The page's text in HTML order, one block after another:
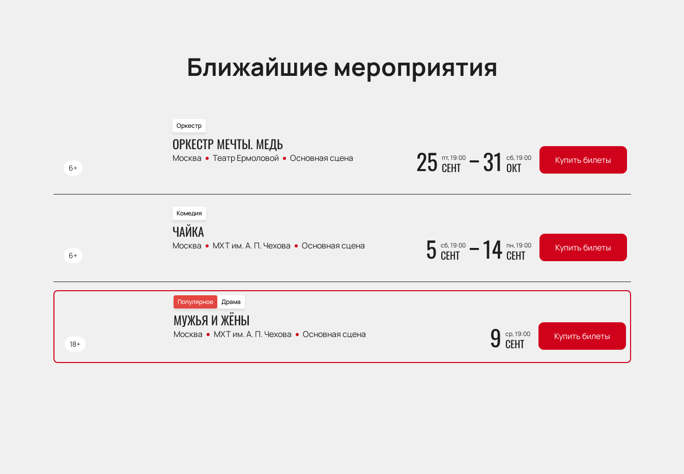
Ближайшие мероприятия
6+
Оркестр
ОРКЕСТР МЕЧТЫ. МЕДЬ
Москва Театр Ермоловой Основная сцена 25 пт, 19:00
СЕНТ 31 сб, 19:00
ОКТ Купить билеты
6+
Комедия
ЧАЙКА
Москва МХТ им. А. П. Чехова Основная сцена 5 сб, 19:00
СЕНТ 14 пн, 19:00
СЕНТ Купить билеты
18+
Драма
Популярное
МУЖЬЯ И ЖЁНЫ
Москва МХТ им. А. П. Чехова Основная сцена 9 ср, 19:00
СЕНТ Купить билеты